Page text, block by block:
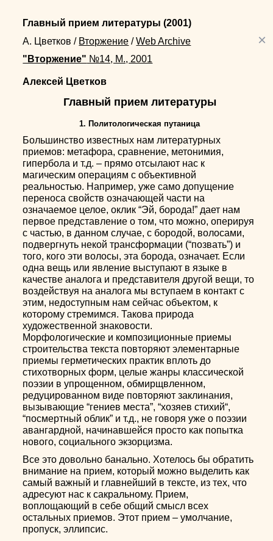
×
Главный прием литературы (2001)
А. Цветков / Вторжение / Web Archive
"Вторжение" №14, М., 2001
Алексей Цветков
Главный прием литературы
1. Политологическая путаница
Большинство известных нам литературных
приемов: метафора, сравнение, метонимия,
гипербола и т.д. – прямо отсылают нас к
магическим операциям с объективной
реальностью. Например, уже само допущение
переноса свойств означающей части на
означаемое целое, оклик “Эй, борода!” дает нам
первое представление о том, что можно, оперируя
с частью, в данном случае, с бородой, волосами,
подвергнуть некой трансформации (“позвать”) и
того, кого эти волосы, эта борода, означает. Если
одна вещь или явление выступают в языке в
качестве аналога и представителя другой вещи, то
воздействуя на аналога мы вступаем в контакт с
этим, недоступным нам сейчас объектом, к
которому стремимся. Такова природа
художественной знаковости.
Морфологические и композиционные приемы
строительства текста повторяют элементарные
приемы герметических практик вплоть до
стихотворных форм, целые жанры классической
поэзии в упрощенном, обмирщвленном,
редуцированном виде повторяют заклинания,
вызывающие “гениев места”, “хозяев стихий“,
“посмертный облик” и т.д., не говоря уже о поэзии
авангардной, начинавшейся просто как попытка
нового, социального экзорцизма.
Все это довольно банально. Хотелось бы обратить
внимание на прием, который можно выделить как
самый важный и главнейший в тексте, из тех, что
адресуют нас к сакральному. Прием,
воплощающий в себе общий смысл всех
остальных приемов. Этот прием – умолчание,
пропуск, эллипсис.